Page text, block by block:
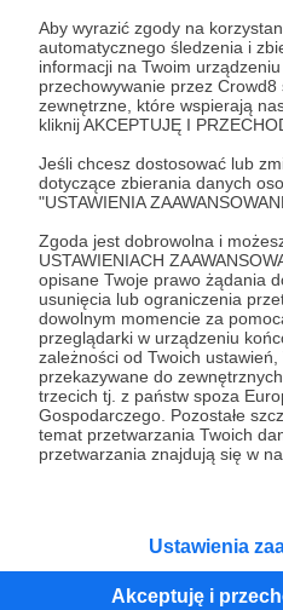
Aby wyrazić zgody na
automatycznego śledzenia i
informacji na Twoim
przechowywanie przez
zewnętrzne, które wspierają
kliknij AKCEPTUJĘ I
Jeśli chcesz dostosować lub
dotyczące zbierania danych
"USTAWIENIA
Zgoda jest dobrowolna i
USTAWIENIACH
opisane Twoje prawo żądania
usunięcia lub ograniczenia
dowolnym momencie za
przeglądarki w urządzeniu
zależności od Twoich
przekazywane do
trzecich tj. z państw spoza
Gospodarczego. Pozostałe
temat przetwarzania Twoich
przetwarzania znajdują się w
Ustawienia
Akceptuję i
Czy na pewno chcesz
Tak,
Kategorie
O Patronite
Dodatkowe produkty
Pomoc
RegulaminPolityka
Unia